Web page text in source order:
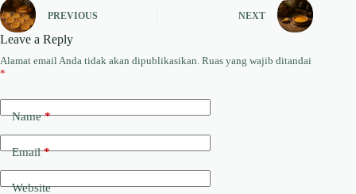
PREVIOUS NEXT
Leave a Reply
Alamat email Anda tidak akan dipublikasikan. Ruas yang wajib ditandai
*
Name*
Email*
Website